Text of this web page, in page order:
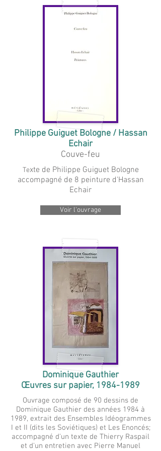
Philippe Guiguet Bologne / Hassan
Echair
Couve-feu
Texte de Philippe Guiguet Bologne
accompagné de 8 peinture d'Hassan
Echair
Voir l'ouvrage
Dominique Gauthier
Œuvres sur papier, 1984-1989
Ouvrage composé de 90 dessins de
Dominique Gauthier des années 1984 à
1989, extrait des Ensembles Idéogrammes
I et II (dits les Soviétiques) et Les Enoncés;
accompagné d'un texte de Thierry Raspail
et d'un entretien avec Pierre Manuel